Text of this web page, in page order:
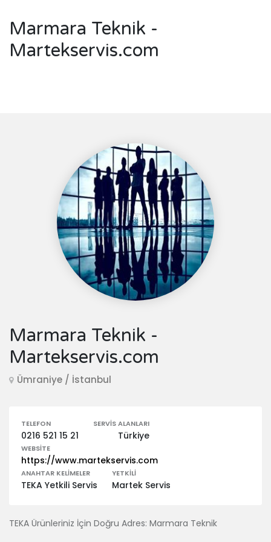
Marmara Teknik -
Martekservis.com
Marmara Teknik -
Martekservis.com
Ümraniye / İstanbul
TELEFON
0216 521 15 21
SERVIS ALANLARI
Türkiye
WEBSITE
https://www.martekservis.com
ANAHTAR KELIMELER
TEKA Yetkili Servis
YETKILI
Martek Servis
TEKA Ürünleriniz İçin Doğru Adres: Marmara Teknik